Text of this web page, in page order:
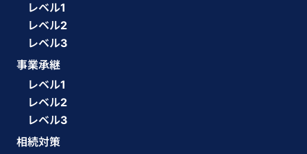
レベル1
レベル2
レベル3
事業承継
レベル1
レベル2
レベル3
相続対策